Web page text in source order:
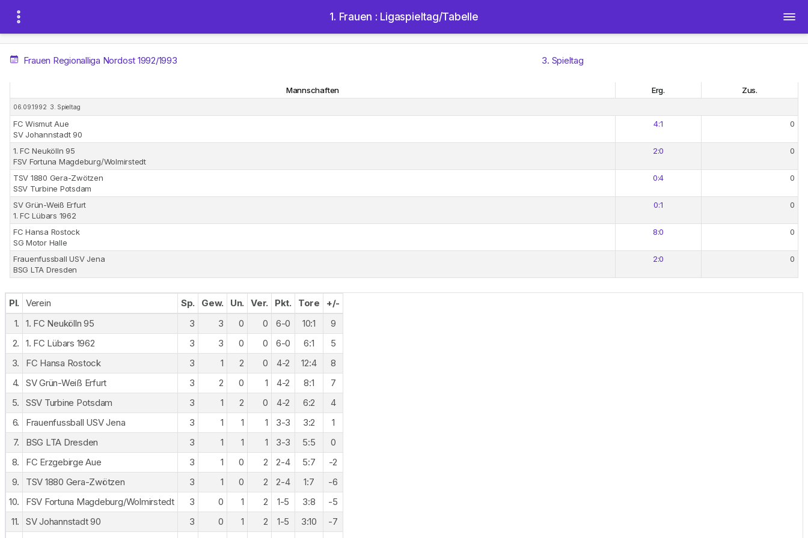
1. Frauen : Ligaspieltag/Tabelle
Frauen Regionalliga Nordost 1992/1993 3. Spieltag
Mannschaften Erg. Zus.
06.09.1992 3. Spieltag
FC Wismut Aue
SV Johannstadt 90
4:1 0
1. FC Neukölln 95
FSV Fortuna Magdeburg/Wolmirstedt
2:0 0
TSV 1880 Gera-Zwötzen
SSV Turbine Potsdam
0:4 0
SV Grün-Weiß Erfurt
1. FC Lübars 1962
0:1 0
FC Hansa Rostock
SG Motor Halle
8:0 0
Frauenfussball USV Jena
BSG LTA Dresden
2:0 0
Pl. Verein Sp. Gew. Un. Ver. Pkt. Tore
+/-
1.
1. FC Neukölln 95 3 3 0 0 6-0 10:1
9
2.
1. FC Lübars 1962 3 3 0 0 6-0 6:1
5
3.
FC Hansa Rostock 3 1 2 0 4-2 12:4
8
4.
SV Grün-Weiß Erfurt 3 2 0 1 4-2 8:1
7
5.
SSV Turbine Potsdam 3 1 2 0 4-2 6:2
4
6.
Frauenfussball USV Jena 3 1 1 1 3-3 3:2
1
7.
BSG LTA Dresden 3 1 1 1 3-3 5:5
0
8.
FC Erzgebirge Aue 3 1 0 2 2-4 5:7
-2
9.
TSV 1880 Gera-Zwötzen 3 1 0 2 2-4 1:7
-6
10.
FSV Fortuna Magdeburg/Wolmirstedt 3 0 1 2 1-5 3:8
-5
11.
SV Johannstadt 90 3 0 1 2 1-5 3:10
-7